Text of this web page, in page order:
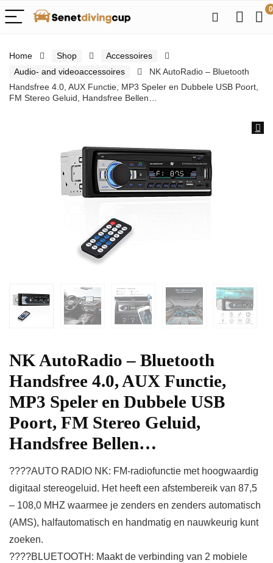
0
Home Shop
Accessoires
Audio- and videoaccessoires
NK AutoRadio – Bluetooth
Handsfree 4.0, AUX Functie, MP3 Speler en Dubbele USB Poort,
FM Stereo Geluid, Handsfree Bellen…
NK AutoRadio – Bluetooth
Handsfree 4.0, AUX Functie,
MP3 Speler en Dubbele USB
Poort, FM Stereo Geluid,
Handsfree Bellen…
????AUTO RADIO NK: FM-radiofunctie met hoogwaardig
digitaal stereogeluid. Het heeft een afstembereik van 87,5
– 108,0 MHZ waarmee je zenders en zenders automatisch
(AMS), halfautomatisch en handmatig en nauwkeurig kunt
zoeken.
????BLUETOOTH: Maakt de verbinding van 2 mobiele